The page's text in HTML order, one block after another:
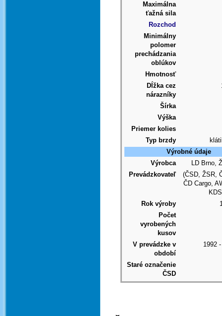
Maximálna
ťažná sila
Rozchod
Minimálny
polomer
prechádzania
oblúkov
Hmotnosť
Dĺžka cez
nárazníky
Šírka
Výška
Priemer kolies
Typ brzdy
Výrobné údaje
Výrobca
LD Brno,
Prevádzkovateľ
(ČSD, ŽSR,
ČD Cargo,
Rok výroby
Počet
vyrobených
kusov
V prevádzke v
období
1992
Staré označenie
ČSD